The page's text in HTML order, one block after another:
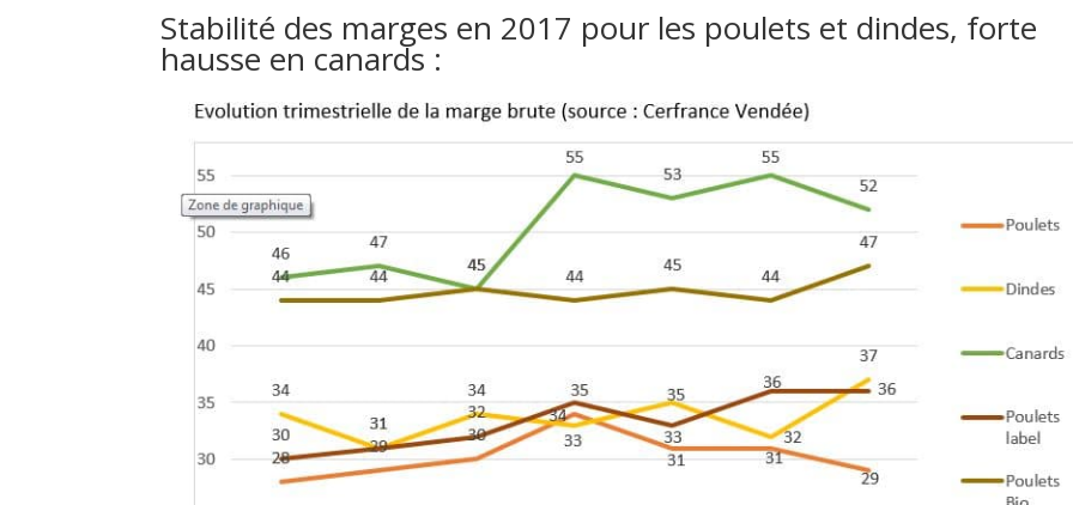
Stabilité des marges en 2017 pour les poulets et dindes, forte
hausse en canards :